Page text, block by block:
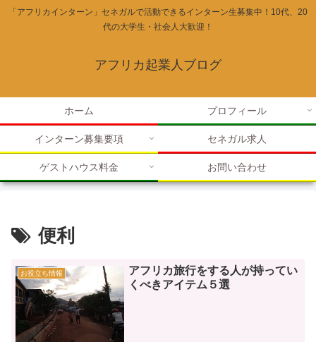
「アフリカインターン」セネガルで活動できるインターン生募集中！10代、20
代の大学生・社会人大歓迎！
アフリカ起業人ブログ
ホーム プロフィール
インターン募集要項 セネガル求人
ゲストハウス料金 お問い合わせ
便利
お役立ち情報
アフリカ旅行をする人が持ってい
くべきアイテム５選